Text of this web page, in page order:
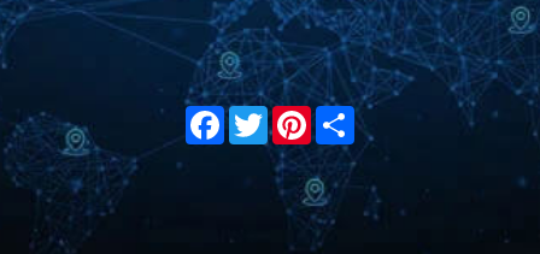
Facebook
TwitterPinterest
Share